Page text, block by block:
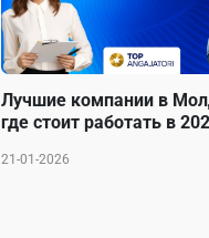
Лучшие компании в
где стоит работать в
21-01-2026